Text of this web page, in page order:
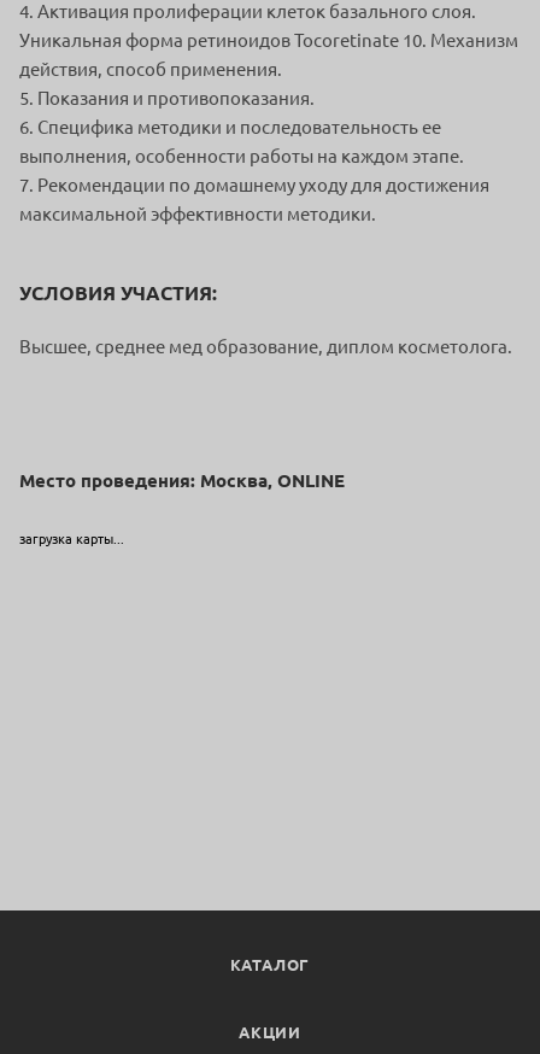
4. Активация пролиферации клеток базального слоя.
Уникальная форма ретиноидов Tocoretinate 10. Механизм
действия, способ применения.
5. Показания и противопоказания.
6. Специфика методики и последовательность ее
выполнения, особенности работы на каждом этапе.
7. Рекомендации по домашнему уходу для достижения
максимальной эффективности методики.
УСЛОВИЯ УЧАСТИЯ:
Высшее, среднее мед образование, диплом косметолога.
Место проведения: Москва, ONLINE
загрузка карты...
КАТАЛОГ
АКЦИИ